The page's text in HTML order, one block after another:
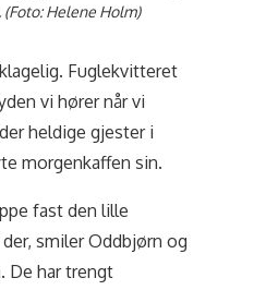
Helene Holm)
Fuglekvitteret
vi hører når vi
heldige gjester i
morgenkaffen sin.
fast den lille
smiler Oddbjørn og
De har trengt